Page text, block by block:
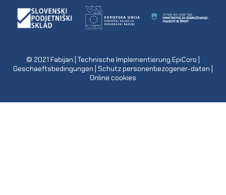
© 2021 Fabijan | Technische Implementierung EpiCoro
Geschaeftsbedingungen Schutz personenbezogener-daten
Online cookies